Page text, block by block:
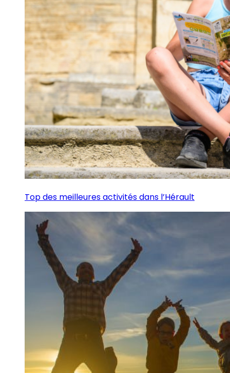
Top des meilleures activités dans l’Hérault